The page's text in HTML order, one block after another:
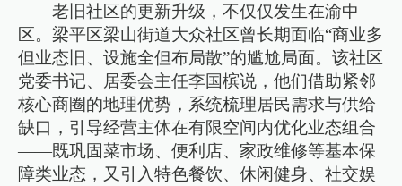
老旧社区的更新升级，不仅仅发生在渝中
区。梁平区梁山街道大众社区曾长期面临“商业多
但业态旧、设施全但布局散”的尴尬局面。该社区
党委书记、居委会主任李国槟说，他们借助紧邻
核心商圈的地理优势，系统梳理居民需求与供给
缺口，引导经营主体在有限空间内优化业态组合
——既巩固菜市场、便利店、家政维修等基本保
障类业态，又引入特色餐饮、休闲健身、社交娱